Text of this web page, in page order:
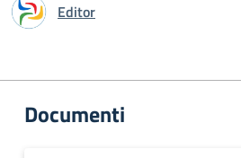
Editor
Documenti